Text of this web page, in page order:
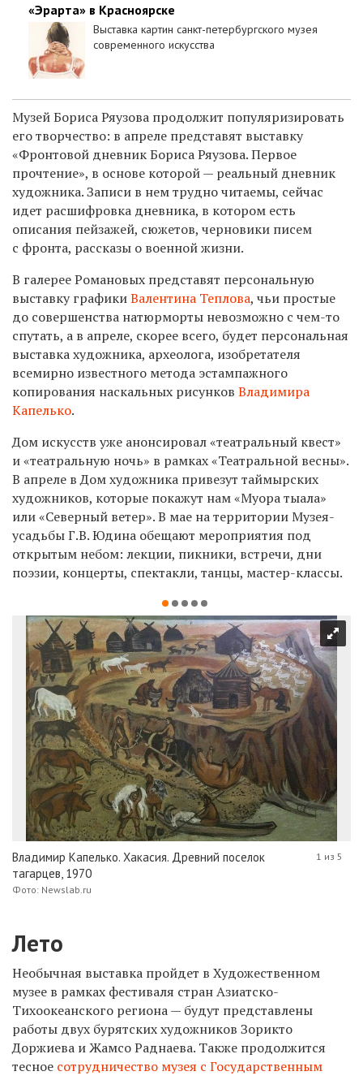
«Эрарта» в Красноярске
Выставка картин санкт-петербургского музея
современного искусства
Музей Бориса Ряузова продолжит популяризировать
его творчество: в апреле представят выставку
«Фронтовой дневник Бориса Ряузова. Первое
прочтение», в основе которой — реальный дневник
художника. Записи в нем трудно читаемы, сейчас
идет расшифровка дневника, в котором есть
описания пейзажей, сюжетов, черновики писем
с фронта, рассказы о военной жизни.
В галерее Романовых представят персональную
выставку графикиВалентина Теплова, чьи простые
до совершенства натюрморты невозможно с чем-то
спутать, а в апреле, скорее всего, будет персональная
выставка художника, археолога, изобретателя
всемирно известного метода эстампажного
копирования наскальных рисунков Владимира
Капелько.
Дом искусств уже анонсировал «театральный квест»
и «театральную ночь» в рамках «Театральной весны».
В апреле в Дом художника привезут таймырских
художников, которые покажут нам «Муора тыала»
или «Северный ветер». В мае на территории Музея-
усадьбы Г.В. Юдина обещают мероприятия под
открытым небом: лекции, пикники, встречи, дни
поэзии, концерты, спектакли, танцы, мастер-классы.
Владимир Капелько. Хакасия. Древний поселок
тагарцев, 1970
Фото: Newslab.ru
1 из 5
Лето
Необычная выставка пройдет в Художественном
музее в рамках фестиваля стран Азиатско-
Тихоокеанского региона — будут представлены
работы двух бурятских художников Зорикто
Доржиева и Жамсо Раднаева. Также продолжится
тесное сотрудничество музея с Государственным